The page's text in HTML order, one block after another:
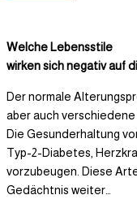
Welche Lebensstile
wirken sich negativ auf
Der normale
aber auch
Die Gesunderhaltung
Typ-2-Diabetes,
vorzubeugen. Diese
Gedächtnis weiter…